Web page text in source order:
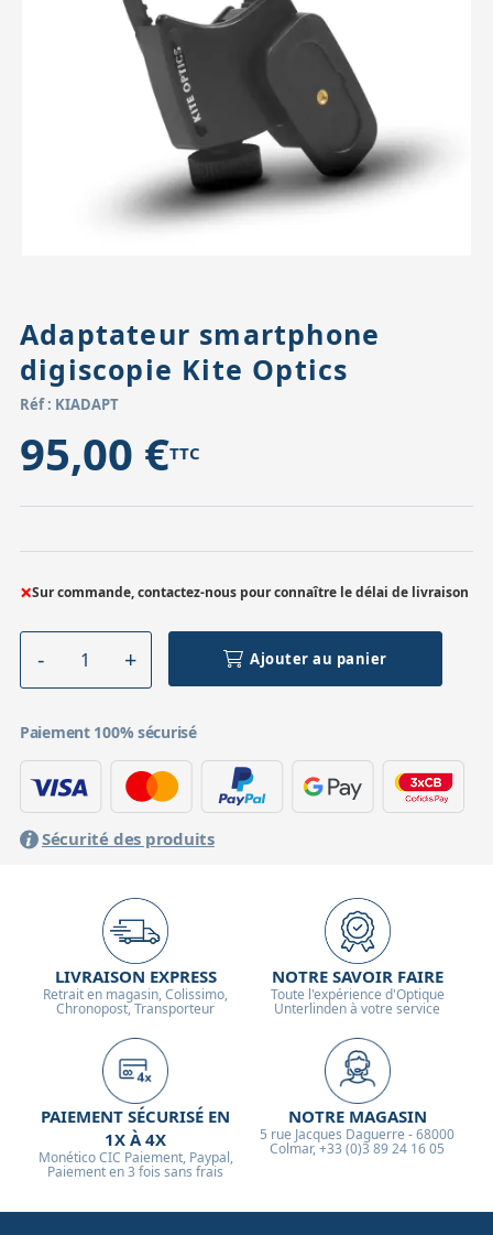
Accessoires pour montures
Pièces détachées
Adaptateur smartphone
digiscopie Kite Optics
Réf : KIADAPT
95,00 €TTC
×Sur commande, contactez-nous pour connaître le délai de livraison
Ajouter au panier
Paiement 100% sécurisé
Sécurité des produits
LIVRAISON EXPRESS
Retrait en magasin, Colissimo,
Chronopost, Transporteur
NOTRE SAVOIR FAIRE
Toute l'expérience d'Optique
Unterlinden à votre service
PAIEMENT SÉCURISÉ EN
1X À 4X
Monético CIC Paiement, Paypal,
Paiement en 3 fois sans frais
NOTRE MAGASIN
5 rue Jacques Daguerre - 68000
Colmar, +33 (0)3 89 24 16 05